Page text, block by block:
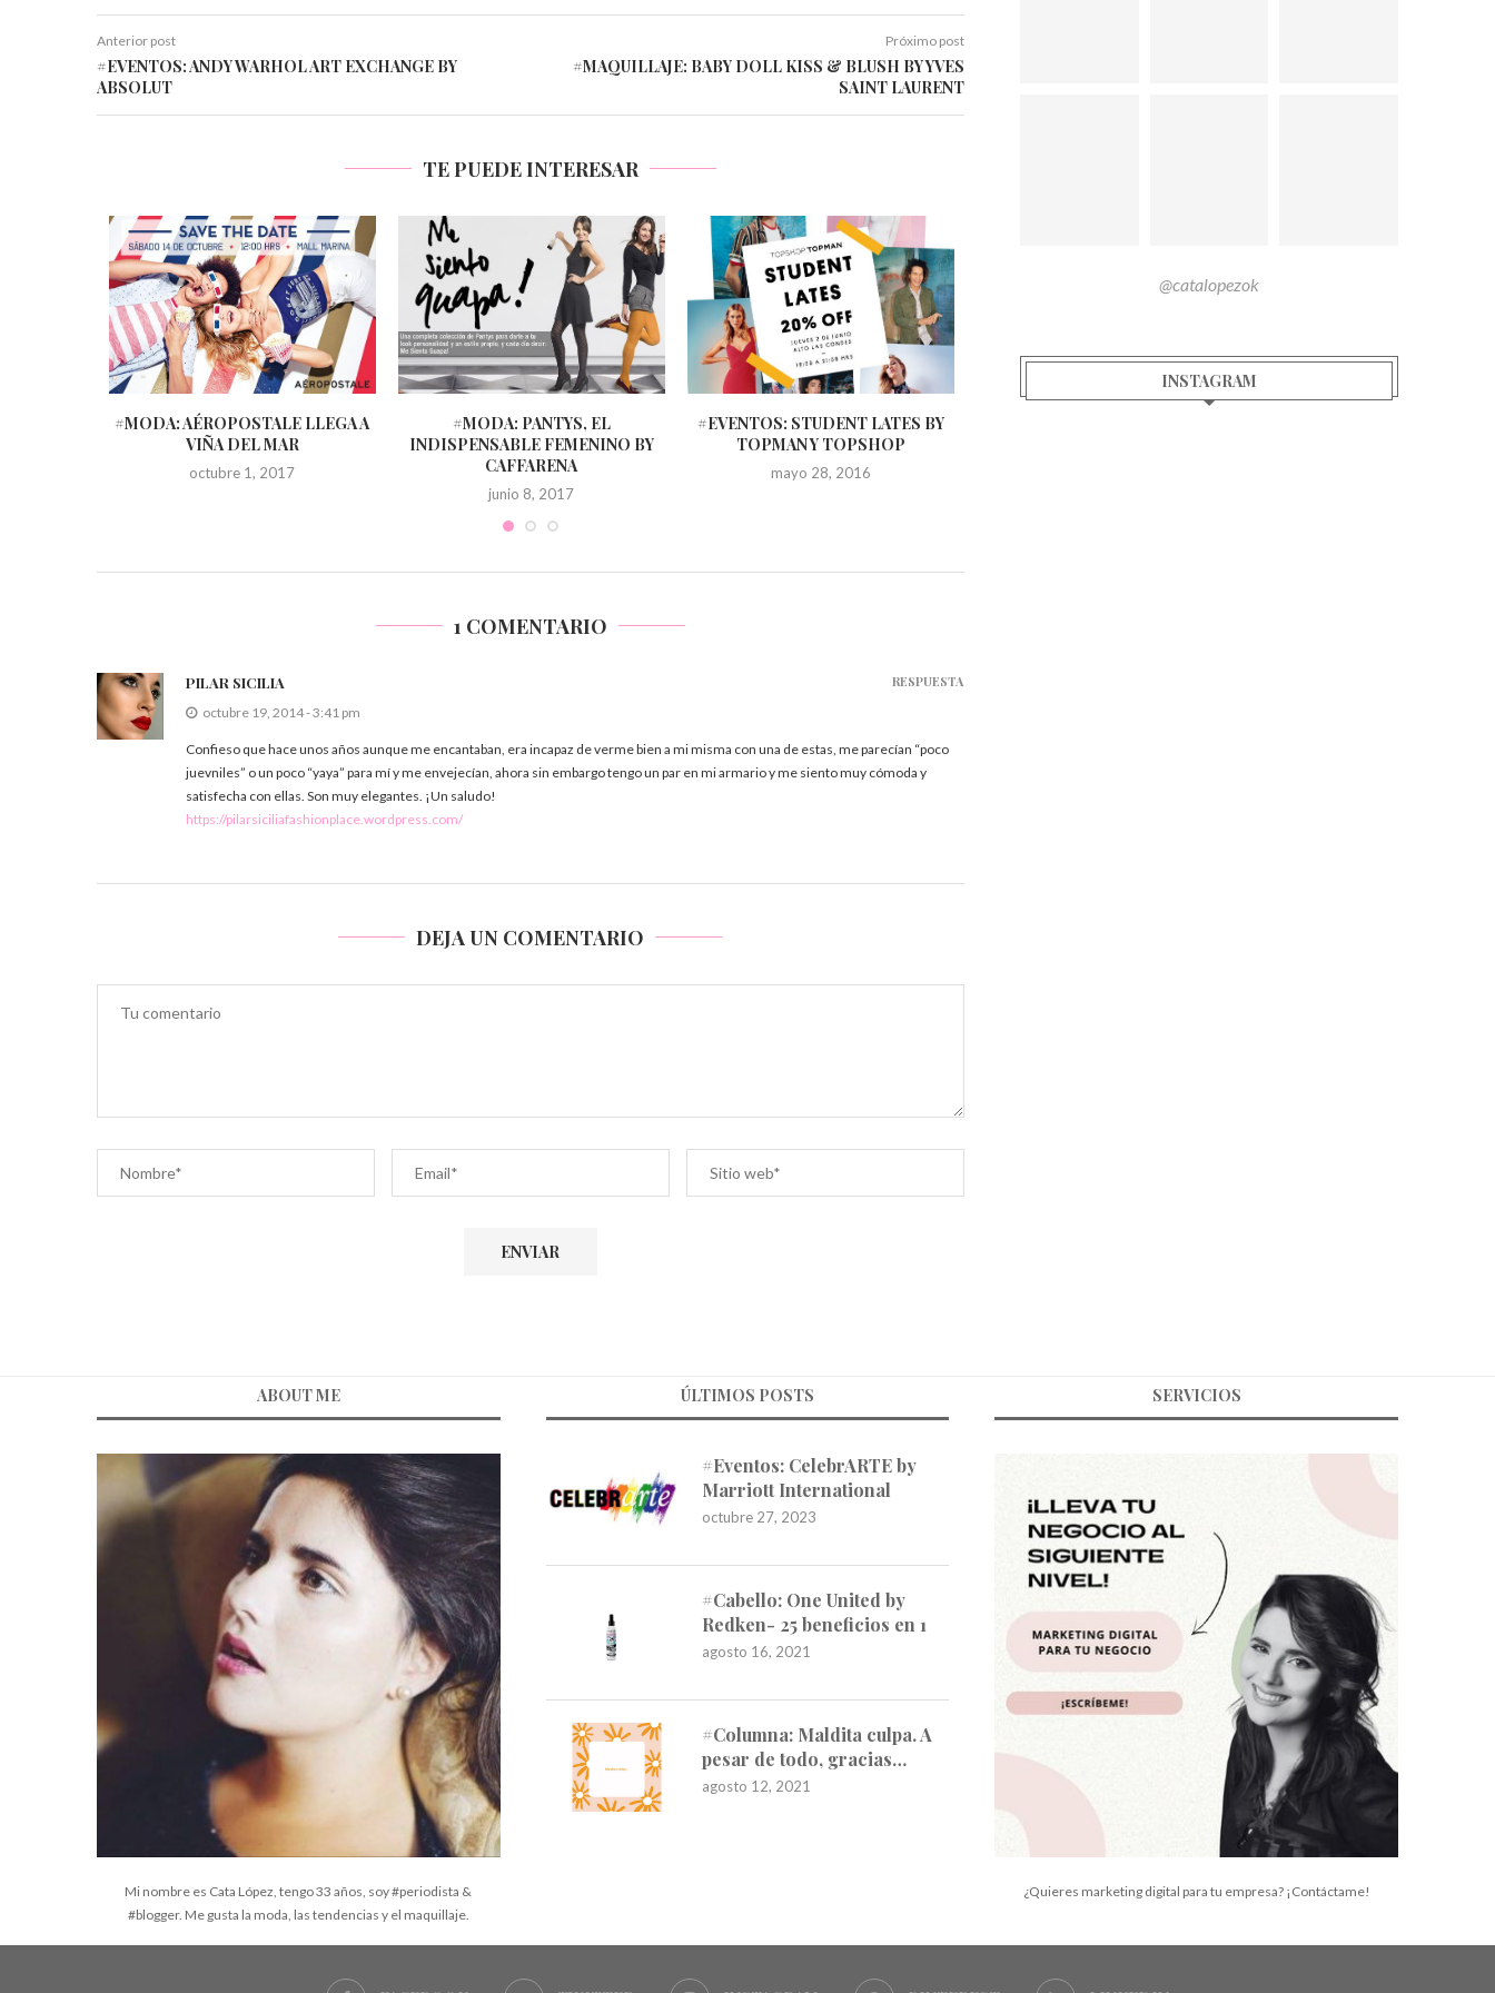
Anterior post
#EVENTOS: ANDY WARHOL ART EXCHANGE BY
ABSOLUT
Próximo post
#MAQUILLAJE: BABY DOLL KISS & BLUSH BY YVES
SAINT LAURENT
TE PUEDE INTERESAR
#MODA: AÉROPOSTALE LLEGA A
VIÑA DEL MAR
octubre 1, 2017
#MODA: PANTYS, EL
INDISPENSABLE FEMENINO BY
CAFFARENA
junio 8, 2017
#EVENTOS: STUDENT LATES BY
TOPMAN Y TOPSHOP
mayo 28, 2016
1 COMENTARIO
PILAR SICILIA
octubre 19, 2014 - 3:41 pm
Confieso que hace unos años aunque me encantaban, era incapaz de verme bien a mi misma con una de estas, me parecían “poco
juevniles” o un poco “yaya” para mí y me envejecían, ahora sin embargo tengo un par en mi armario y me siento muy cómoda y
satisfecha con ellas. Son muy elegantes. ¡Un saludo!
https://pilarsiciliafashionplace.wordpress.com/
RESPUESTA
DEJA UN COMENTARIO
@catalopezok
INSTAGRAM
ABOUT ME
Mi nombre es Cata López, tengo 33 años, soy #periodista &
#blogger. Me gusta la moda, las tendencias y el maquillaje.
ÚLTIMOS POSTS
#Eventos: CelebrARTE by
Marriott International
octubre 27, 2023
#Cabello: One United by
Redken- 25 beneficios en 1
agosto 16, 2021
#Columna: Maldita culpa. A
pesar de todo, gracias…
agosto 12, 2021
SERVICIOS
¿Quieres marketing digital para tu empresa? ¡Contáctame!